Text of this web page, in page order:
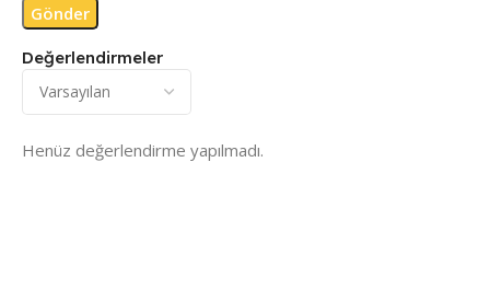
Değerlendirmeler
Henüz değerlendirme yapılmadı.